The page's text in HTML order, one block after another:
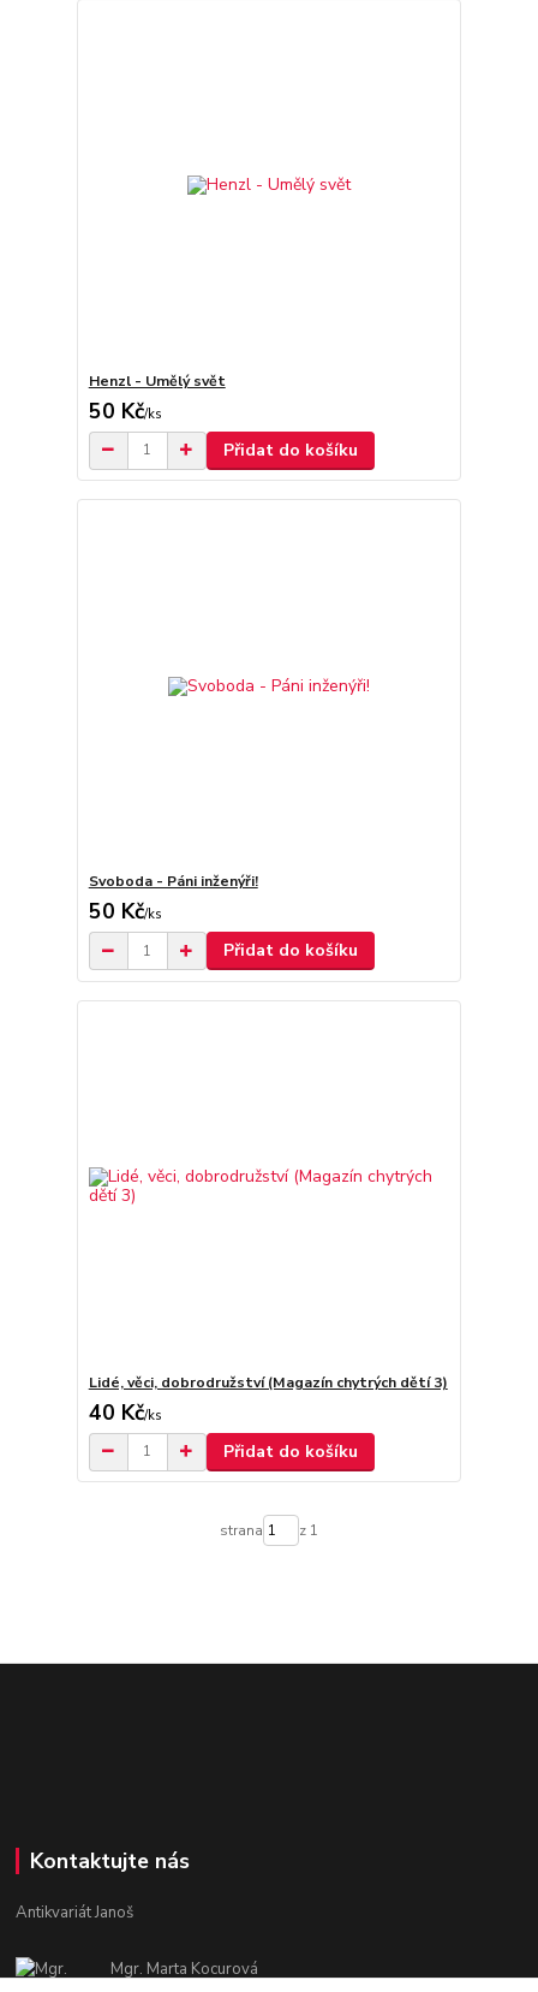
Henzl - Umělý svět
50 Kč/ks
Přidat do košíku
Svoboda - Páni inženýři!
50 Kč/ks
Přidat do košíku
Lidé, věci, dobrodružství (Magazín chytrých dětí 3)
40 Kč/ks
Přidat do košíku
strana z 1
Kontaktujte nás
Antikvariát Janoš
Mgr. Marta Kocurová